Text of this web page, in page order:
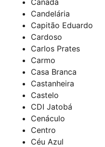
Candelária
Capitão Eduardo
Cardoso
Carlos Prates
Carmo
Casa Branca
Castanheira
Castelo
CDI Jatobá
Cenáculo
Centro
Céu Azul